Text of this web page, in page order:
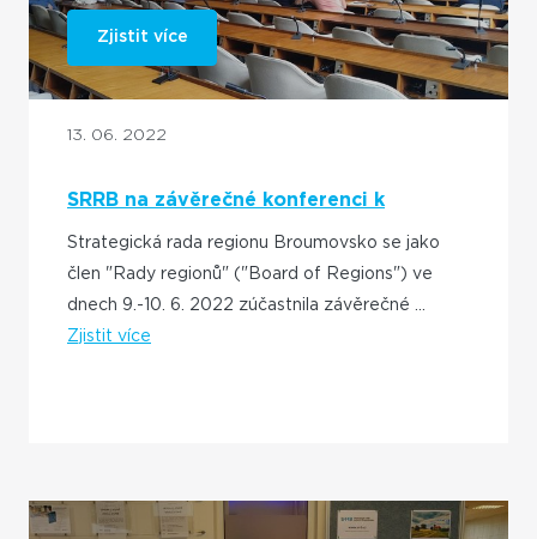
Zjistit více
13. 06. 2022
SRRB na závěrečné konferenci k
Strategická rada regionu Broumovsko se jako
člen "Rady regionů" ("Board of Regions") ve
dnech 9.-10. 6. 2022 zúčastnila závěrečné ...
Zjistit více